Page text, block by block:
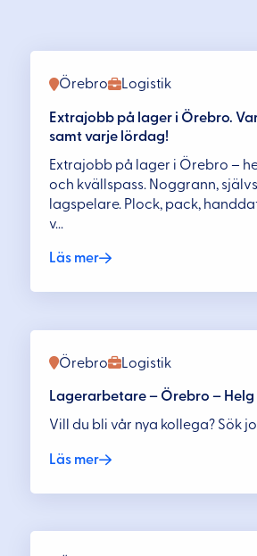
Logistik
Örebro
Extrajobb på lager i Örebro.
samt varje lördag!
Extrajobb på lager i Örebro –
och kvällspass. Noggrann,
lagspelare. Plock, pack,
v...
Läs mer
Logistik
Örebro
Lagerarbetare – Örebro – Helg
Vill du bli vår nya kollega? Sök
Läs mer